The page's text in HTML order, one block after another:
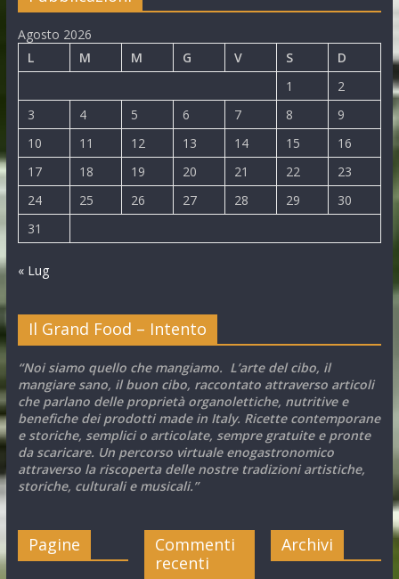
Agosto 2026
L
M M G V S
D
1
2
3
4 5 6 7 8
9
10
11 12 13 14 15
16
17
18 19 20 21 22
23
24
25 26 27 28 29
30
31
« Lug
Il Grand Food – Intento
“Noi siamo quello che mangiamo. L’arte del cibo, il
mangiare sano, il buon cibo, raccontato attraverso articoli
che parlano delle proprietà organolettiche, nutritive e
benefiche dei prodotti made in Italy. Ricette contemporane
e storiche, semplici o articolate, sempre gratuite e pronte
da scaricare. Un percorso virtuale enogastronomico
attraverso la riscoperta delle nostre tradizioni artistiche,
storiche, culturali e musicali.”
Pagine
Commenti
recenti
Archivi